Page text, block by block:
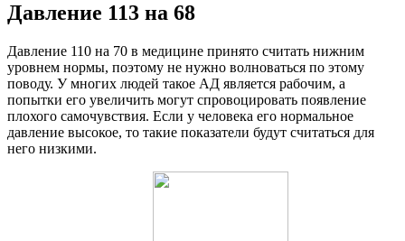
Давление 113 на 68
Давление 110 на 70 в медицине принято считать нижним
уровнем нормы, поэтому не нужно волноваться по этому
поводу. У многих людей такое АД является рабочим, а
попытки его увеличить могут спровоцировать появление
плохого самочувствия. Если у человека его нормальное
давление высокое, то такие показатели будут считаться для
него низкими.